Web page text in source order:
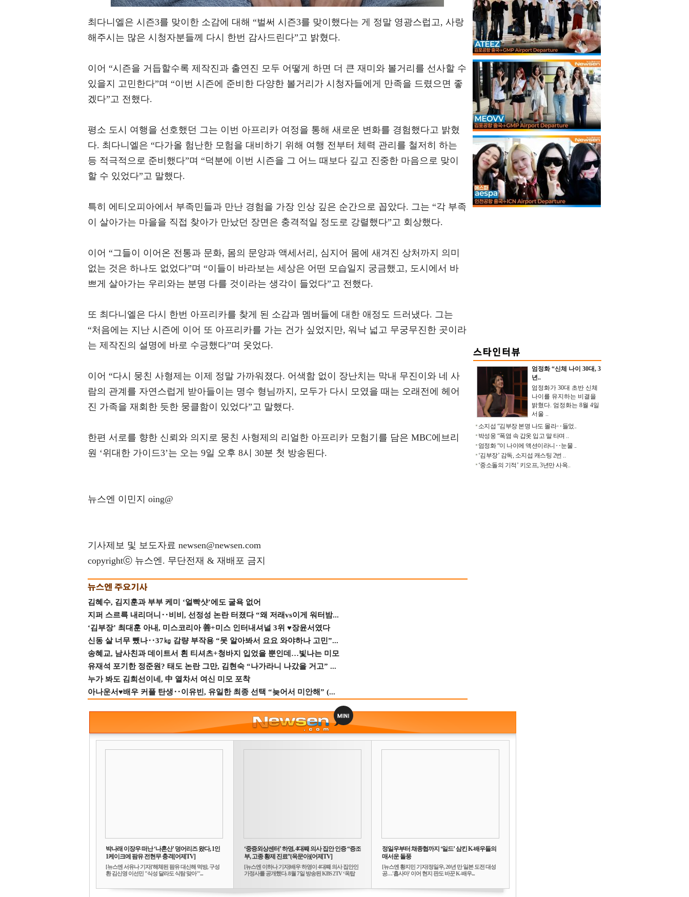
최다니엘은 시즌3를 맞이한 소감에 대해 “벌써 시즌3를 맞이했다는 게 정말 영광스럽고, 사랑
해주시는 많은 시청자분들께 다시 한번 감사드린다”고 밝혔다.
이어 “시즌을 거듭할수록 제작진과 출연진 모두 어떻게 하면 더 큰 재미와 볼거리를 선사할 수
있을지 고민한다”며 “이번 시즌에 준비한 다양한 볼거리가 시청자들에게 만족을 드렸으면 좋
겠다”고 전했다.
평소 도시 여행을 선호했던 그는 이번 아프리카 여정을 통해 새로운 변화를 경험했다고 밝혔
다. 최다니엘은 “다가올 험난한 모험을 대비하기 위해 여행 전부터 체력 관리를 철저히 하는
등 적극적으로 준비했다”며 “덕분에 이번 시즌을 그 어느 때보다 깊고 진중한 마음으로 맞이
할 수 있었다”고 말했다.
특히 에티오피아에서 부족민들과 만난 경험을 가장 인상 깊은 순간으로 꼽았다. 그는 “각 부족
이 살아가는 마을을 직접 찾아가 만났던 장면은 충격적일 정도로 강렬했다”고 회상했다.
이어 “그들이 이어온 전통과 문화, 몸의 문양과 액세서리, 심지어 몸에 새겨진 상처까지 의미
없는 것은 하나도 없었다”며 “이들이 바라보는 세상은 어떤 모습일지 궁금했고, 도시에서 바
쁘게 살아가는 우리와는 분명 다를 것이라는 생각이 들었다”고 전했다.
또 최다니엘은 다시 한번 아프리카를 찾게 된 소감과 멤버들에 대한 애정도 드러냈다. 그는
“처음에는 지난 시즌에 이어 또 아프리카를 가는 건가 싶었지만, 워낙 넓고 무궁무진한 곳이라
는 제작진의 설명에 바로 수긍했다”며 웃었다.
이어 “다시 뭉친 사형제는 이제 정말 가까워졌다. 어색함 없이 장난치는 막내 무진이와 네 사
람의 관계를 자연스럽게 받아들이는 명수 형님까지, 모두가 다시 모였을 때는 오래전에 헤어
진 가족을 재회한 듯한 뭉클함이 있었다”고 말했다.
한편 서로를 향한 신뢰와 의지로 뭉친 사형제의 리얼한 아프리카 모험기를 담은 MBC에브리
원 ‘위대한 가이드3’는 오는 9일 오후 8시 30분 첫 방송된다.
뉴스엔 이민지 oing@
기사제보 및 보도자료 newsen@newsen.com
copyrightⓒ 뉴스엔. 무단전재 & 재배포 금지
김혜수, 김지훈과 부부 케미 ‘얼빡샷’에도 굴욕 없어
지퍼 스르륵 내리더니‥비비, 선정성 논란 터졌다 “왜 저래vs이게 워터밤...
‘김부장’ 최대훈 아내, 미스코리아 善+미스 인터내셔널 3위 ♥장윤서였다
신동 살 너무 뺐나‥37㎏ 감량 부작용 “못 알아봐서 요요 와야하나 고민”...
송혜교, 남사친과 데이트서 흰 티셔츠+청바지 입었을 뿐인데…빛나는 미모
유재석 포기한 정준원? 태도 논란 그만, 김현숙 “나가라니 나갔을 거고” ...
누가 봐도 김희선이네, 中 열차서 여신 미모 포착
아나운서♥배우 커플 탄생‥이유빈, 유일한 최종 선택 “늦어서 미안해” (...
엄정화 “신체 나이 30대, 3
년..
엄정화가 30대 초반 신체
나이를 유지하는 비결을
밝혔다. 엄정화는 8월 4일
서울 ..
소지섭 “김부장 본명 나도 몰라‥들었..
박성웅 “폭염 속 갑옷 입고 말 타며 ..
엄정화 “이 나이에 액션이라니‥눈물 ..
‘김부장’ 감독, 소지섭 캐스팅 2번 ..
‘중소돌의 기적’ 키오프, 3년만 사옥..
박나래 이장우 떠난 ‘나혼산’ 덩어리즈 왔다, 1인
1케이크에 팜유 전현무 충격[어제TV]
[뉴스엔 서유나 기자]'해체된 팜유 대신해 먹방, 구성
환 김신영 이선민 "식성 달라도 식탐 맞아"'...
‘중증외상센터’ 하영, 4대째 의사 집안 인증 “증조
부, 고종 황제 진료”(옥문아)[어제TV]
[뉴스엔 이하나 기자]배우 하영이 4대째 의사 집안인
가정사를 공개했다. 8월 7일 방송된 KBS 2TV ‘옥탑
정일우부터 채종협까지 ‘일드’ 삼킨 K-배우들의
매서운 돌풍
[뉴스엔 황지민 기자]정일우, 20년 만 일본 도전 대성
공…'횹사마' 이어 현지 판도 바꾼 K-배우...